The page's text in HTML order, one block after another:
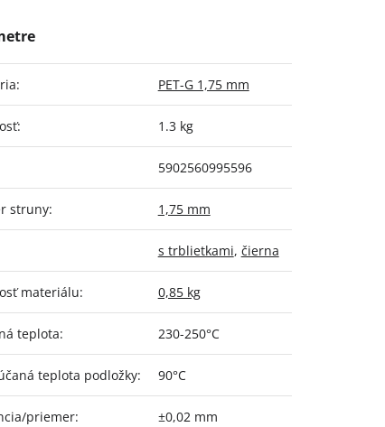
: PET-G 1,75 mm
: 1.3 kg
5902560995596
struny: 1,75 mm
s trblietkami, čierna
materiálu: 0,85 kg
teplota: 230-250°C
teplota podložky: 90°C
priemer: ±0,02 mm